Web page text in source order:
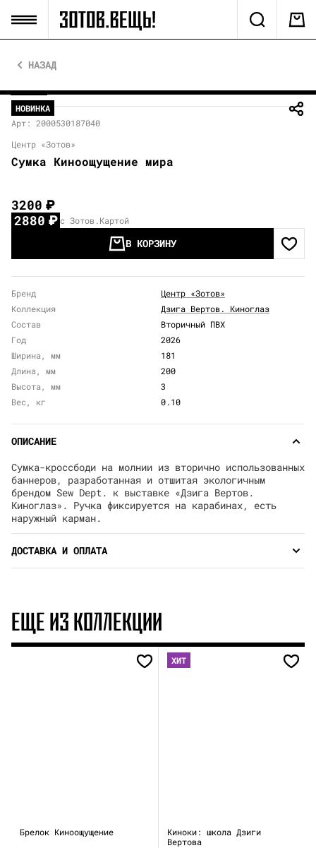
НАЗАД
НОВИНКА
Арт: 2000530187040
Центр «Зотов»
Сумка Киноощущение мира
3200₽
2880₽ с Зотов.Картой
В КОРЗИНУ
Бренд
Центр «Зотов»
Коллекция
Дзига Вертов. Киноглаз
Состав
Вторичный ПВХ
Год
2026
Ширина, мм
181
Длина, мм
200
Высота, мм
3
Вес, кг
0.10
ОПИСАНИЕ
Сумка-кроссбоди на молнии из вторично использованных
баннеров, разработанная и отшитая экологичным
брендом Sew Dept. к выставке «Дзига Вертов.
Киноглаз». Ручка фиксируется на карабинах, есть
наружный карман.
ДОСТАВКА И ОПЛАТА
ЕЩЕ ИЗ КОЛЛЕКЦИИ
Брелок Киноощущение
ХИТ
Киноки: школа Дзиги
Вертова